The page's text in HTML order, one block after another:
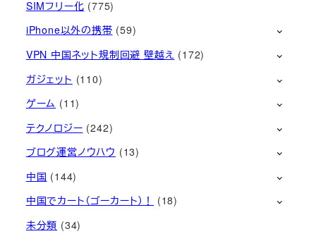
SIMフリー化 (775)
iPhone以外の携帯 (59)
VPN 中国ネット規制回避 壁越え (172)
ガジェット (110)
ゲーム (11)
テクノロジー (242)
ブログ運営ノウハウ (13)
中国 (144)
中国でカート（ゴーカート）！
(18)
未分類 (34)